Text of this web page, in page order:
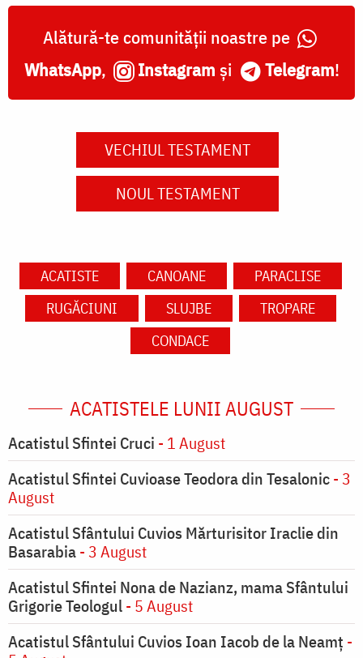
Alătură-te comunității noastre pe
WhatsApp, Instagram și Telegram!
VECHIUL TESTAMENT
NOUL TESTAMENT
ACATISTE CANOANE
PARACLISE
RUGĂCIUNI
SLUJBE
TROPARE
CONDACE
ACATISTELE LUNII AUGUST
Acatistul Sfintei Cruci - 1 August
Acatistul Sfintei Cuvioase Teodora din Tesalonic- 3
August
Acatistul Sfântului Cuvios Mărturisitor Iraclie din
Basarabia- 3 August
Acatistul Sfintei Nona de Nazianz, mama Sfântului
Grigorie Teologul- 5 August
Acatistul Sfântului Cuvios Ioan Iacob de la Neamț -